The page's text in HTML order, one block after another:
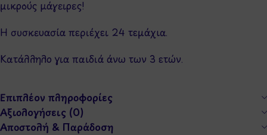
μικρούς μάγειρες!
Η συσκευασία περιέχει 24 τεμάχια.
Κατάλληλο για παιδιά άνω των 3 ετών.
Επιπλέον πληροφορίες
Αξιολογήσεις (0)
Αποστολή & Παράδοση